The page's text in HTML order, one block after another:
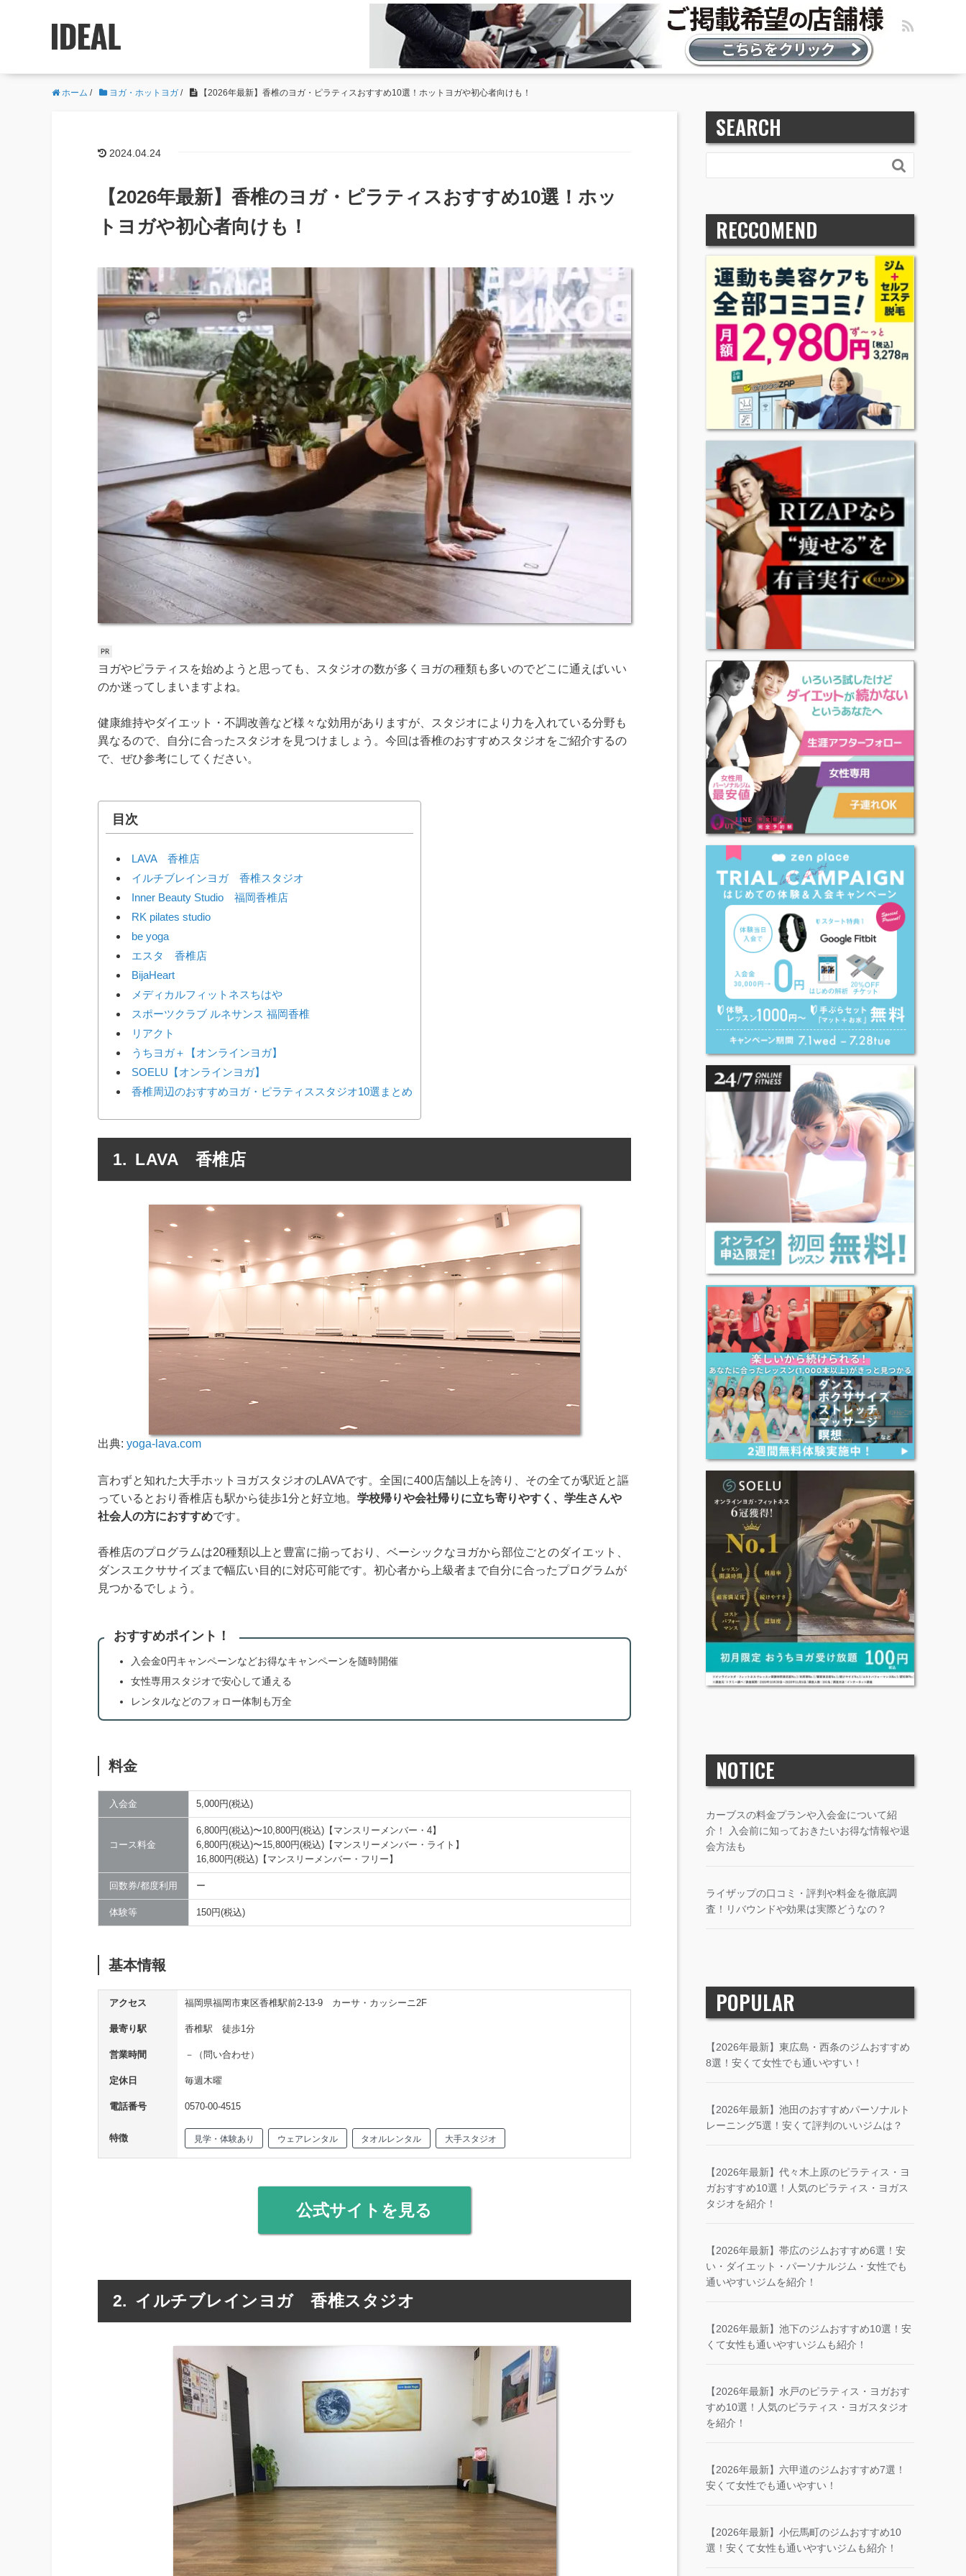
ホーム / ヨガ・ホットヨガ / 【2026年最新】香椎のヨガ・ピラティスおすすめ10選！ホットヨガや初心者向けも！
2024.04.24
【2026年最新】香椎のヨガ・ピラティスおすすめ10選！ホッ
トヨガや初心者向けも！
ヨガやピラティスを始めようと思っても、スタジオの数が多くヨガの種類も多いのでどこに通えばいい
のか迷ってしまいますよね。
健康維持やダイエット・不調改善など様々な効用がありますが、スタジオにより力を入れている分野も
異なるので、自分に合ったスタジオを見つけましょう。今回は香椎のおすすめスタジオをご紹介するの
で、ぜひ参考にしてください。
目次
LAVA 香椎店
イルチブレインヨガ 香椎スタジオ
Inner Beauty Studio 福岡香椎店
RK pilates studio
be yoga
エスタ 香椎店
BijaHeart
メディカルフィットネスちはや
スポーツクラブ ルネサンス 福岡香椎
リアクト
うちヨガ＋【オンラインヨガ】
SOELU【オンラインヨガ】
香椎周辺のおすすめヨガ・ピラティススタジオ10選まとめ
LAVA 香椎店
出典: yoga-lava.com
言わずと知れた大手ホットヨガスタジオのLAVAです。全国に400店舗以上を誇り、その全てが駅近と謳
っているとおり香椎店も駅から徒歩1分と好立地。 学校帰りや会社帰りに立ち寄りやすく、学生さんや
社会人の方におすすめです。
香椎店のプログラムは20種類以上と豊富に揃っており、ベーシックなヨガから部位ごとのダイエット、
ダンスエクササイズまで幅広い目的に対応可能です。初心者から上級者まで自分に合ったプログラムが
見つかるでしょう。
おすすめポイント！
入会金0円キャンペーンなどお得なキャンペーンを随時開催
女性専用スタジオで安心して通える
レンタルなどのフォロー体制も万全
料金
入会金 5,000円(税込)
コース料金
6,800円(税込)〜10,800円(税込)【マンスリーメンバー・4】
6,800円(税込)〜15,800円(税込)【マンスリーメンバー・ライト】
16,800円(税込)【マンスリーメンバー・フリー】
回数券/都度利用 ー
体験等 150円(税込)
基本情報
アクセス 福岡県福岡市東区香椎駅前2-13-9 カーサ・カッシーニ2F
最寄り駅 香椎駅 徒歩1分
営業時間 －（問い合わせ）
定休日 毎週木曜
電話番号 0570-00-4515
特徴 見学・体験あり ウェアレンタル タオルレンタル 大手スタジオ
公式サイトを見る
イルチブレインヨガ 香椎スタジオ
SEARCH

RECCOMEND
NOTICE
カーブスの料金プランや入会金について紹
介！ 入会前に知っておきたいお得な情報や退
会方法も
ライザップの口コミ・評判や料金を徹底調
査！リバウンドや効果は実際どうなの？
POPULAR
【2026年最新】東広島・西条のジムおすすめ
8選！安くて女性でも通いやすい！
【2026年最新】池田のおすすめパーソナルト
レーニング5選！安くて評判のいいジムは？
【2026年最新】代々木上原のピラティス・ヨ
ガおすすめ10選！人気のピラティス・ヨガス
タジオを紹介！
【2026年最新】帯広のジムおすすめ6選！安
い・ダイエット・パーソナルジム・女性でも
通いやすいジムを紹介！
【2026年最新】池下のジムおすすめ10選！安
くて女性も通いやすいジムも紹介！
【2026年最新】水戸のピラティス・ヨガおす
すめ10選！人気のピラティス・ヨガスタジオ
を紹介！
【2026年最新】六甲道のジムおすすめ7選！
安くて女性でも通いやすい！
【2026年最新】小伝馬町のジムおすすめ10
選！安くて女性も通いやすいジムも紹介！